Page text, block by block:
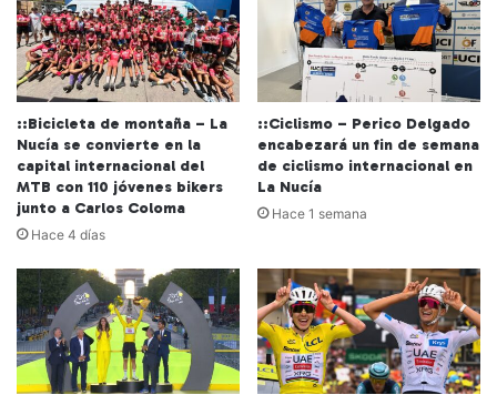
::Bicicleta de montaña – La
Nucía se convierte en la
capital internacional del
MTB con 110 jóvenes bikers
junto a Carlos Coloma
Hace 4 días
::Ciclismo – Perico Delgado
encabezará un fin de semana
de ciclismo internacional en
La Nucía
Hace 1 semana